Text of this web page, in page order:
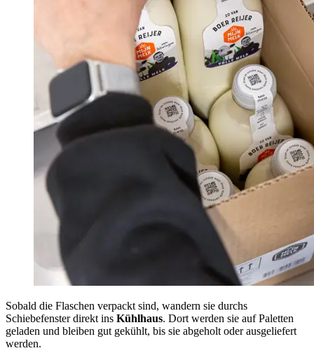
Sobald die Flaschen verpackt sind, wandern sie durchs
Schiebefenster direkt ins Kühlhaus. Dort werden sie auf Paletten
geladen und bleiben gut gekühlt, bis sie abgeholt oder ausgeliefert
werden.